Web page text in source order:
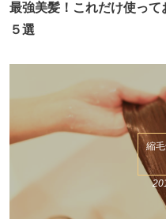
最強美髪！これだけ使っ
５選
縮